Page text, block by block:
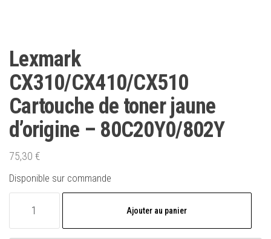
Lexmark
CX310/CX410/CX510
Cartouche de toner jaune
d’origine – 80C20Y0/802Y
75,30 €
Disponible sur commande
Ajouter au panier